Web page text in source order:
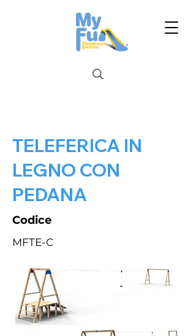
TELEFERICA IN
LEGNO CON
PEDANA
Codice
MFTE-C